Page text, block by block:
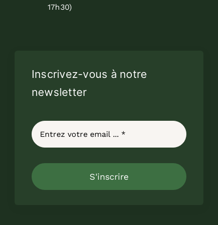
17h30)
Inscrivez-vous à notre
newsletter
S'inscrire